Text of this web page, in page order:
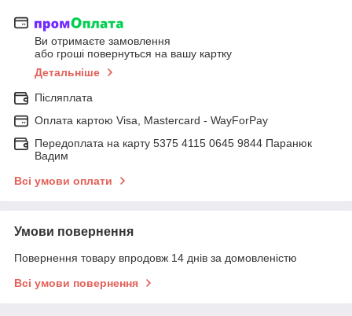
Ви отримаєте замовлення
або гроші повернуться на вашу картку
Детальніше
Післяплата
Оплата картою Visa, Mastercard - WayForPay
Передоплата на карту 5375 4115 0645 9844 Паранюк
Вадим
Всі умови оплати
Умови повернення
Повернення товару впродовж 14 днів за домовленістю
Всі умови повернення